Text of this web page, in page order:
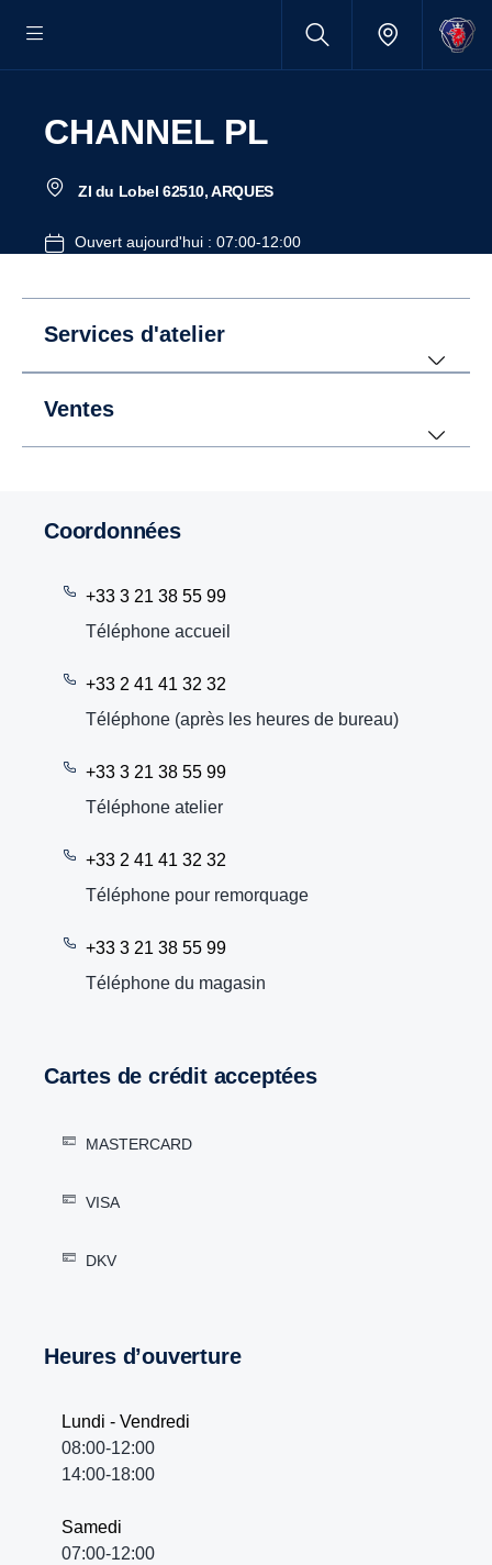
CHANNEL PL
ZI du Lobel 62510, ARQUES
Ouvert aujourd'hui : 07:00-12:00
Services d'atelier
Ventes
Coordonnées
+33 3 21 38 55 99
Téléphone accueil
+33 2 41 41 32 32
Téléphone (après les heures de bureau)
+33 3 21 38 55 99
Téléphone atelier
+33 2 41 41 32 32
Téléphone pour remorquage
+33 3 21 38 55 99
Téléphone du magasin
Cartes de crédit acceptées
MASTERCARD
VISA
DKV
Heures d’ouverture
Lundi - Vendredi
08:00-12:00
14:00-18:00
Samedi
07:00-12:00